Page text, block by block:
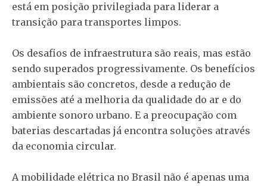
está em posição privilegiada para liderar a
transição para transportes limpos.
Os desafios de infraestrutura são reais, mas estão
sendo superados progressivamente. Os benefícios
ambientais são concretos, desde a redução de
emissões até a melhoria da qualidade do ar e do
ambiente sonoro urbano. E a preocupação com
baterias descartadas já encontra soluções através
da economia circular.
A mobilidade elétrica no Brasil não é apenas uma